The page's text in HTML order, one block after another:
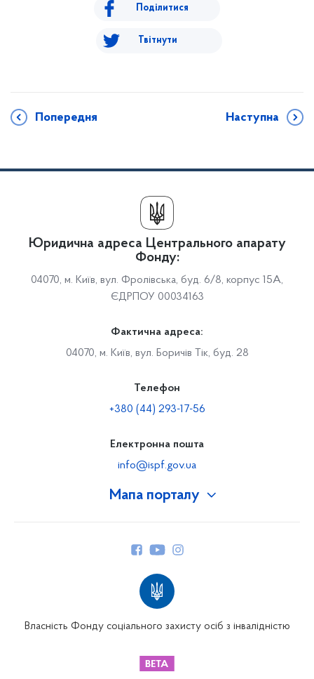
Поділитися
Твітнути
Попередня Наступна
Мапа порталу
Юридична адреса Центрального апарату
Фонду:
04070, м. Київ, вул. Фролівська, буд. 6/8, корпус 15А,
ЄДРПОУ 00034163
Фактична адреса:
04070, м. Київ, вул. Боричів Тік, буд. 28
Телефон
+380 (44) 293-17-56
Електронна пошта
info@ispf.gov.ua
Власність Фонду соціального захисту осіб з інвалідністю